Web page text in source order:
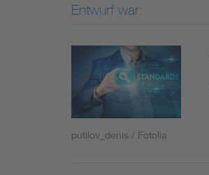
Entwurf war:
putilov_denis / Fotolia